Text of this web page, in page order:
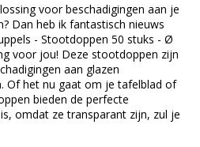
voor beschadigingen aan je
Dan heb ik fantastisch nieuws
- Stootdoppen 50 stuks - Ø
voor jou! Deze stootdoppen zijn
aan glazen
Of het nu gaat om je tafelblad of
bieden de perfecte
omdat ze transparant zijn, zul je